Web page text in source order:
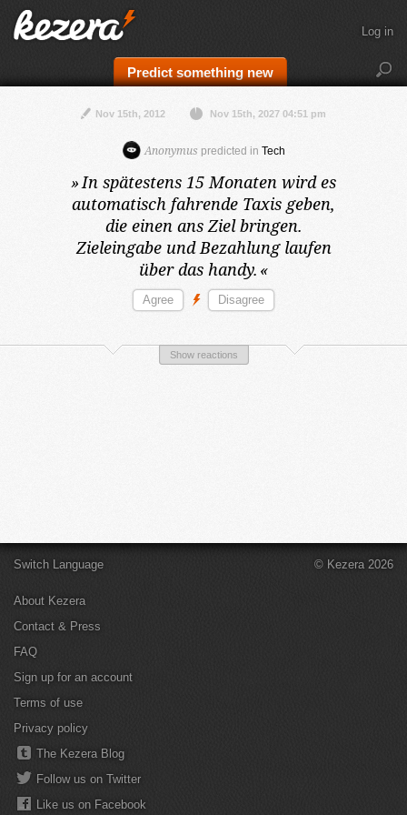
Predict something new
Log in
Nov 15th, 2012 Nov 15th, 2027 04:51 pm
Anonymus predicted in Tech
»In spätestens 15 Monaten wird es
automatisch fahrende Taxis geben,
die einen ans Ziel bringen.
Zieleingabe und Bezahlung laufen
über das handy. «
Show reactions
Switch Language
About Kezera
Contact & Press
FAQ
Sign up for an account
Terms of use
Privacy policy
The Kezera Blog
Follow us on Twitter
Like us on Facebook
© Kezera 2026